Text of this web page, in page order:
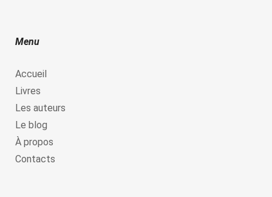
Menu
Accueil
Livres
Les auteurs
Le blog
À propos
Contacts